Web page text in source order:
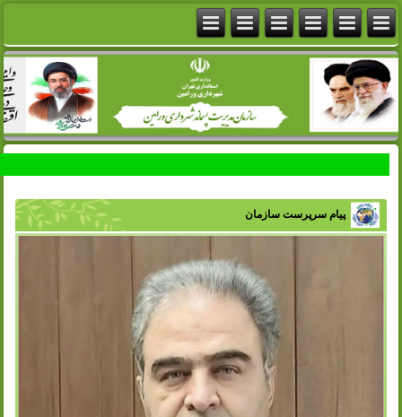
پیام سرپرست سازمان